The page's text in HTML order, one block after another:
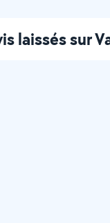
laissés sur